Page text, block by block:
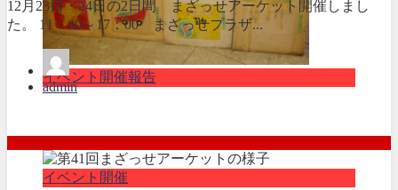
イベント開催報告
12月23日・24日の2日間 まざっせアーケット開催しまし
た。 11：00～17：00 まざっせプラザ...
admin
イベント開催